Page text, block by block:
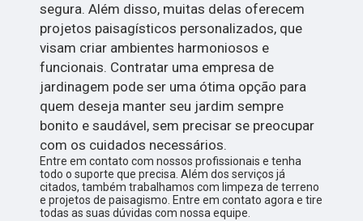
segura. Além disso, muitas delas oferecem
projetos paisagísticos personalizados, que
visam criar ambientes harmoniosos e
funcionais. Contratar uma empresa de
jardinagem pode ser uma ótima opção para
quem deseja manter seu jardim sempre
bonito e saudável, sem precisar se preocupar
com os cuidados necessários.
Entre em contato com nossos profissionais e tenha
todo o suporte que precisa. Além dos serviços já
citados, também trabalhamos com limpeza de terreno
e projetos de paisagismo. Entre em contato agora e tire
todas as suas dúvidas com nossa equipe.